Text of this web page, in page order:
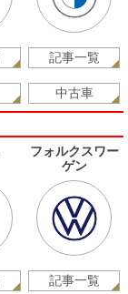
記事一覧
中古車
フォルクスワー
ゲン
記事一覧